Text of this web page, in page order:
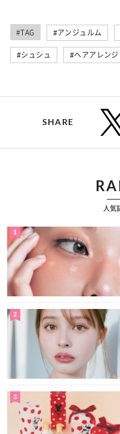
#TAG #アンジュルム
#シュシュ #ヘアアレンジ
SHARE
人気
1
2
3